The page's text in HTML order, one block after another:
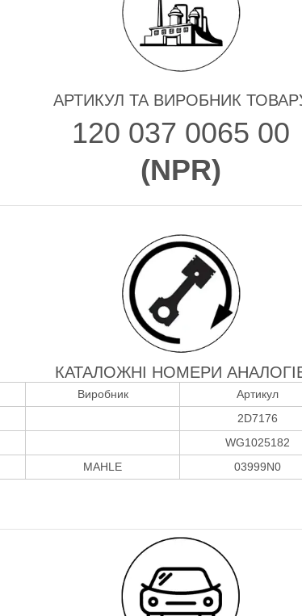
АРТИКУЛ ТА ВИРОБНИК
120 037 0065 00
(NPR)
КАТАЛОЖНІ НОМЕРИ
Виробник Артикул
2D7176
WG1025182
MAHLE
03999N0